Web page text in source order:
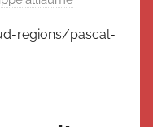
regions/pascal-